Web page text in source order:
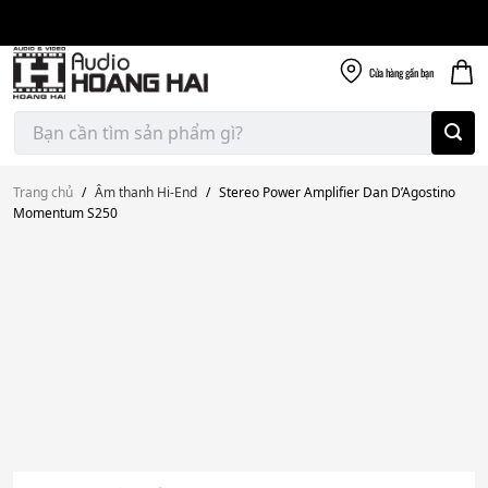
content
Cửa hànggần bạn
Tìm
kiếm:
Trang chủ / Âm thanh Hi-End / Stereo Power Amplifier Dan D’Agostino
Momentum S250